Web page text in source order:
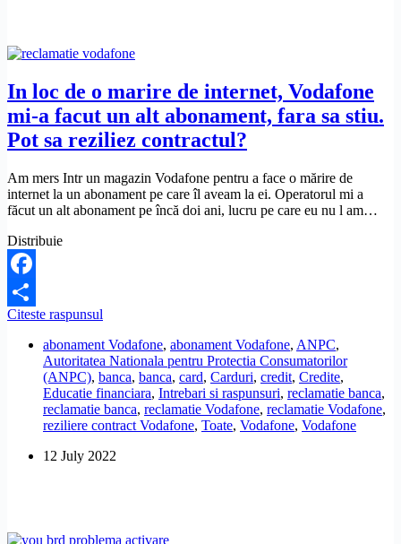
vina
In loc de o marire de internet, Vodafone
mi-a facut un alt abonament, fara sa stiu.
Pot sa reziliez contractul?
Am mers Intr un magazin Vodafone pentru a face o mărire de
internet la un abonament pe care îl aveam la ei. Operatorul mi a
făcut un alt abonament pe încă doi ani, lucru pe care eu nu l am…
Distribuie
Facebook
Share
Citeste raspunsul
de
o
marire
de
internet,
Vodafone
a
fara
abonament Vodafone, abonament Vodafone, ANPC,
Autoritatea Nationala pentru Protectia Consumatorilor
(ANPC), banca, banca, card, Carduri, credit, Credite,
Educatie financiara, Intrebari si raspunsuri, reclamatie banca,
reclamatie banca, reclamatie Vodafone, reclamatie Vodafone,
reziliere contract Vodafone, Toate, Vodafone, Vodafone
12 July 2022